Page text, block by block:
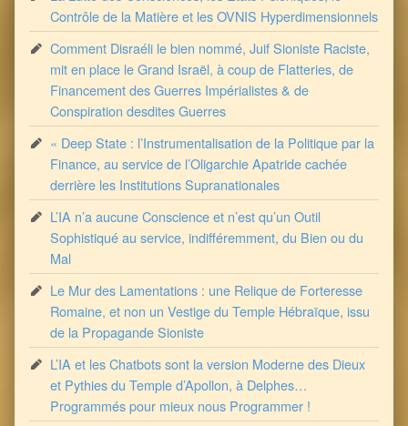
Contrôle de la Matière et les OVNIS Hyperdimensionnels
Comment Disraéli le bien nommé, Juif Sioniste Raciste,
mit en place le Grand Israël, à coup de Flatteries, de
Financement des Guerres Impérialistes & de
Conspiration desdites Guerres
« Deep State : l’Instrumentalisation de la Politique par la
Finance, au service de l’Oligarchie Apatride cachée
derrière les Institutions Supranationales
L’IA n’a aucune Conscience et n’est qu’un Outil
Sophistiqué au service, indifféremment, du Bien ou du
Mal
Le Mur des Lamentations : une Relique de Forteresse
Romaine, et non un Vestige du Temple Hébraïque, issu
de la Propagande Sioniste
L’IA et les Chatbots sont la version Moderne des Dieux
et Pythies du Temple d’Apollon, à Delphes…
Programmés pour mieux nous Programmer !